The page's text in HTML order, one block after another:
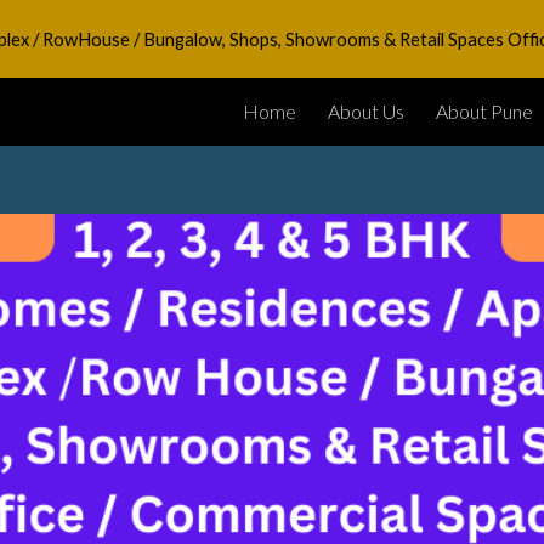
to main content Skip to
/ RowHouse / Bungalow, Shops, Showrooms & Retail Spaces
Home About Us About Pune